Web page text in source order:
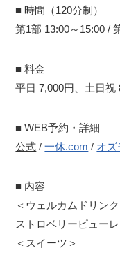
■ 時間（120分制）
第1部 13:00～15:00 /
■ 料金
平日 7,000円、土日祝
■ WEB予約・詳細
公式 /一休.com / オズ
■ 内容
＜ウェルカムドリンク
ストロベリーピュー
＜スイーツ＞